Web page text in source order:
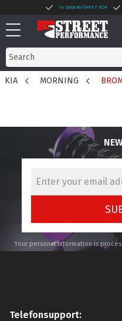
Menu
14 DAGARS ÖPPET KÖP
KIA MORNING
Your personal information is
Telefonsupport: